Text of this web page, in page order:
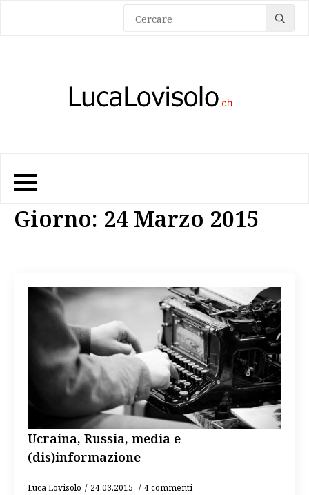
for:
Giorno: 24 Marzo 2015
Ucraina, Russia, media e
(dis)informazione
Luca Lovisolo 24.03.2015 4 commenti